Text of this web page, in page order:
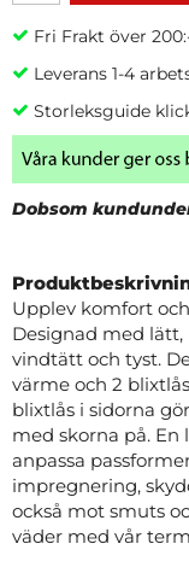
Fri Frakt över
Leverans 1-4
Storleksguide
Dobsom
Upplev komfort
Designad med
vindtätt och tyst.
värme och 2
blixtlås i sidorna
med skorna på.
anpassa
impregnering,
också mot smuts
väder med vår